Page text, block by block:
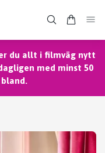
du allt i filmväg nytt
med minst 50